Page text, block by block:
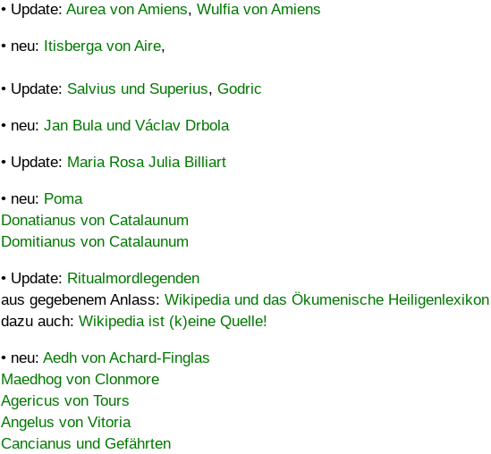
• Update: Aurea von Amiens, Wulfia von Amiens
• neu: Itisberga von Aire,
• Update: Salvius und Superius, Godric
• neu: Jan Bula und Václav Drbola
• Update: Maria Rosa Julia Billiart
• neu: Poma
Donatianus von Catalaunum
Domitianus von Catalaunum
• Update: Ritualmordlegenden
aus gegebenem Anlass: Wikipedia und das Ökumenische Heiligenlexikon
dazu auch: Wikipedia ist (k)eine Quelle!
• neu: Aedh von Achard-Finglas
Maedhog von Clonmore
Agericus von Tours
Angelus von Vitoria
Cancianus und Gefährten